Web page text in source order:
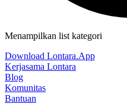
Menampilkan list kategori
Download Lontara.App
Kerjasama Lontara
Blog
Komunitas
Bantuan